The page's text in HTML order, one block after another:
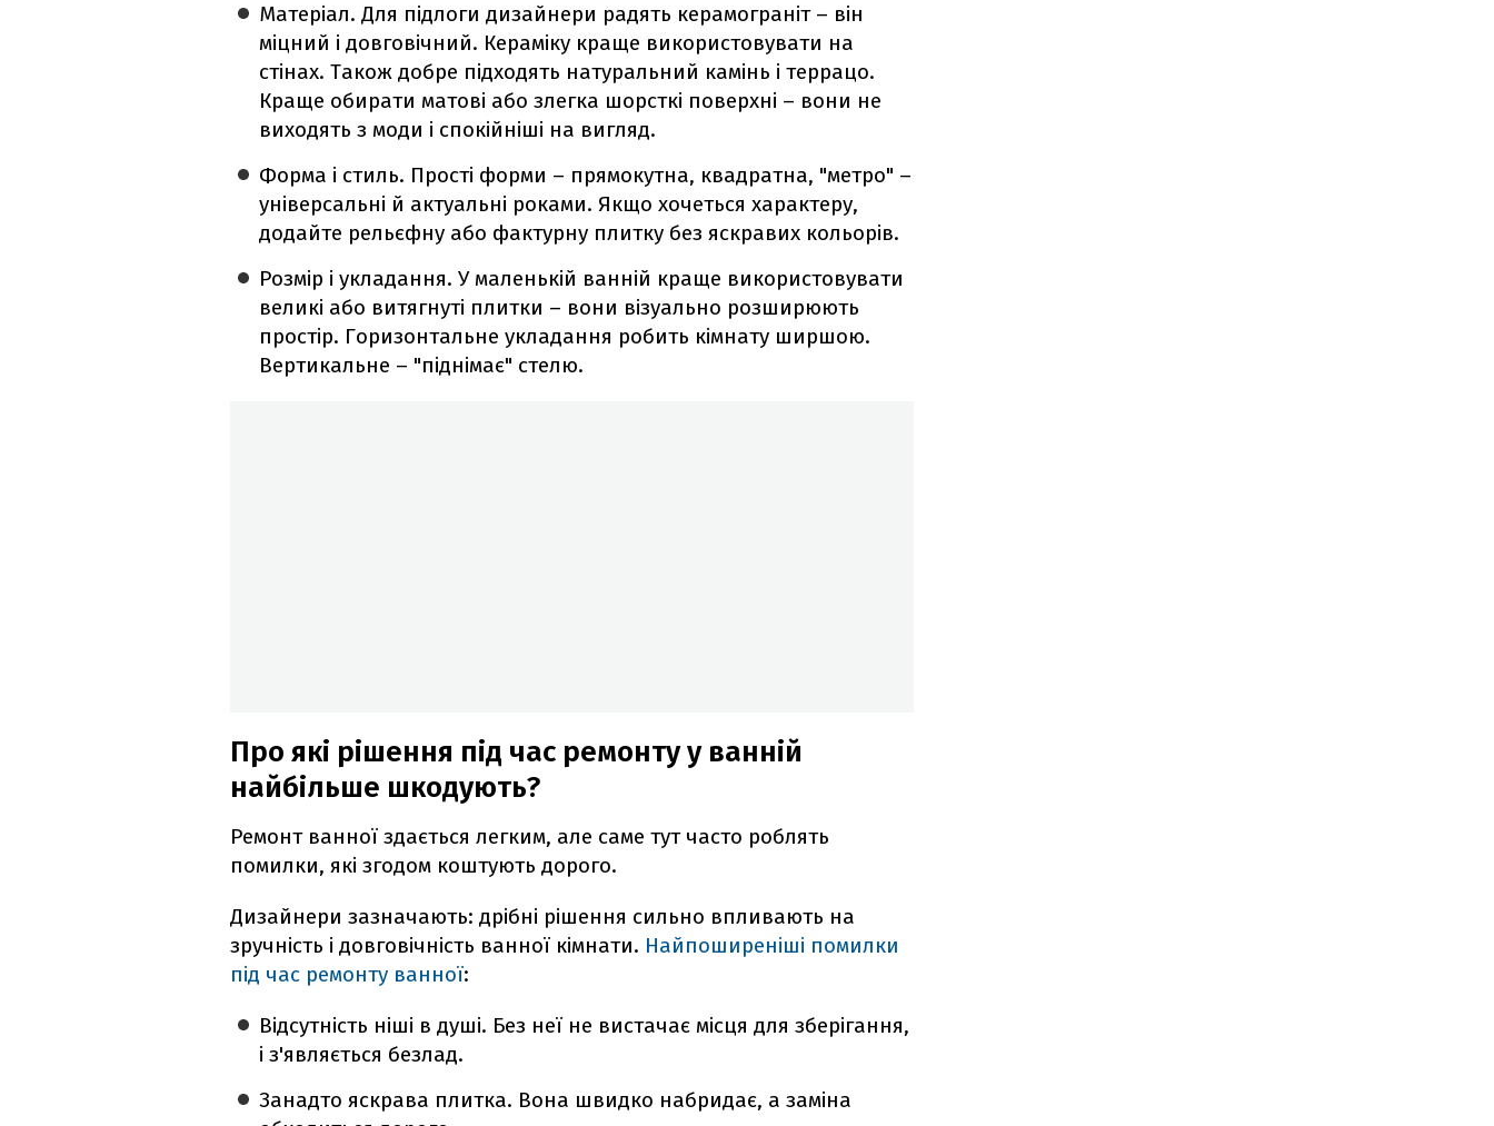
Матеріал. Для підлоги дизайнери радять керамограніт – він
міцний і довговічний. Кераміку краще використовувати на
стінах. Також добре підходять натуральний камінь і террацо.
Краще обирати матові або злегка шорсткі поверхні – вони не
виходять з моди і спокійніші на вигляд.
Форма і стиль. Прості форми – прямокутна, квадратна, "метро" –
універсальні й актуальні роками. Якщо хочеться характеру,
додайте рельєфну або фактурну плитку без яскравих кольорів.
Розмір і укладання. У маленькій ванній краще використовувати
великі або витягнуті плитки – вони візуально розширюють
простір. Горизонтальне укладання робить кімнату ширшою.
Вертикальне – "піднімає" стелю.
Про які рішення під час ремонту у ванній
найбільше шкодують?
Ремонт ванної здається легким, але саме тут часто роблять
помилки, які згодом коштують дорого.
Дизайнери зазначають: дрібні рішення сильно впливають на
зручність і довговічність ванної кімнати. Найпоширеніші помилки
під час ремонту ванної:
Відсутність ніші в душі. Без неї не вистачає місця для зберігання,
і з'являється безлад.
Занадто яскрава плитка. Вона швидко набридає, а заміна